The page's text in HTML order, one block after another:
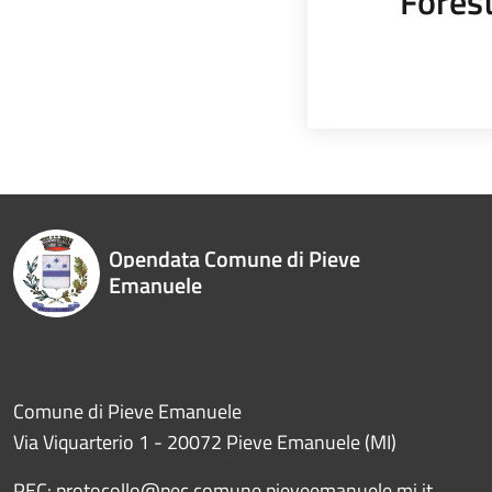
Opendata Comune di Pieve
Emanuele
Comune di Pieve Emanuele
Via Viquarterio 1 - 20072 Pieve Emanuele (MI)